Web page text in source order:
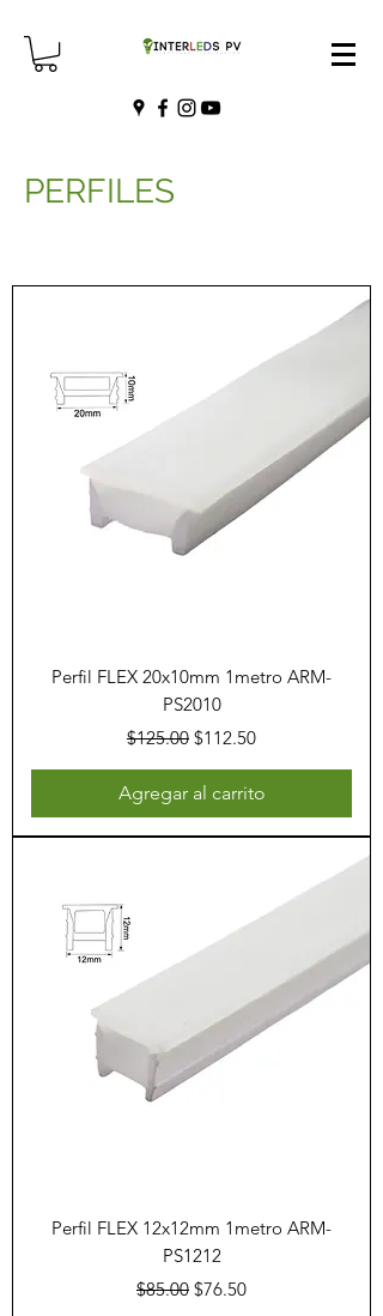
PERFILES
Perfil FLEX 20x10mm 1metro ARM-
PS2010
Precio
$125.00 Precio de oferta
$112.50
Agregar al carrito
Perfil FLEX 12x12mm 1metro ARM-
PS1212
Precio
$85.00 Precio de oferta
$76.50